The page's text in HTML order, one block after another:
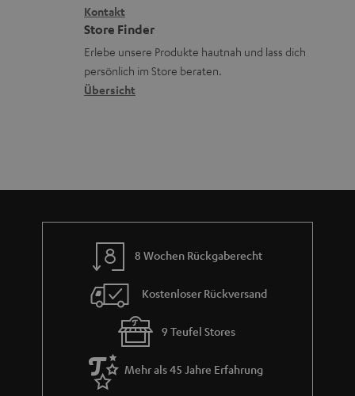
n
d
a
r
a
n
R
ü
c
k
m
i
k
o
n
t
d
a
t
Kontakt
Store Finder
Erlebe unsere Produkte hautnah und lass dich
persönlich im Store beraten.
Übersicht
8 Wochen Rückgaberecht
Kostenloser Rückversand
9 Teufel Stores
Mehr als 45 Jahre Erfahrung